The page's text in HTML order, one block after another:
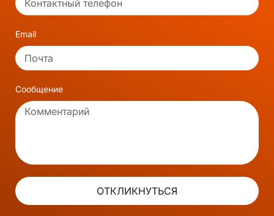
Email
Сообщение
ОТКЛИКНУТЬСЯ